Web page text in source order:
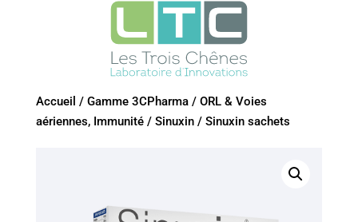
Accueil / Gamme 3CPharma/ ORL & Voies
aériennes, Immunité/ Sinuxin/ Sinuxin sachets